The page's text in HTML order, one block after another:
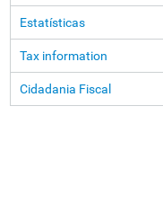
Estatísticas
Tax information
Cidadania Fiscal